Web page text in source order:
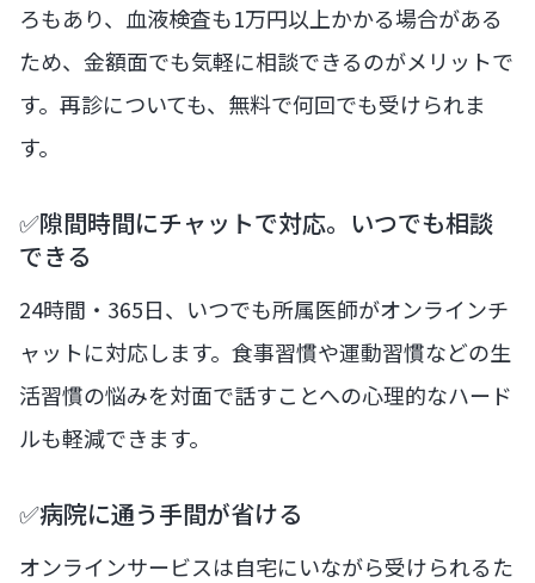
ろもあり、血液検査も1万円以上かかる場合がある
ため、金額面でも気軽に相談できるのがメリットで
す。再診についても、無料で何回でも受けられま
す。
✅隙間時間にチャットで対応。いつでも相談
できる
24時間・365日、いつでも所属医師がオンラインチ
ャットに対応します。食事習慣や運動習慣などの生
活習慣の悩みを対面で話すことへの心理的なハード
ルも軽減できます。
✅病院に通う手間が省ける
オンラインサービスは自宅にいながら受けられるた